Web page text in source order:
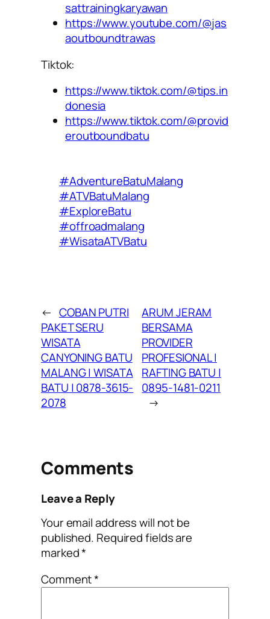
sattrainingkaryawan
https://www.youtube.com/@jas
aoutboundtrawas
Tiktok:
https://www.tiktok.com/@tips.in
donesia
https://www.tiktok.com/@provid
eroutboundbatu
#AdventureBatuMalang
#ATVBatuMalang
#ExploreBatu
#offroadmalang
#WisataATVBatu
← COBAN PUTRI
PAKET SERU
WISATA
CANYONING BATU
MALANG | WISATA
BATU | 0878-3615-
2078
ARUM JERAM
BERSAMA
PROVIDER
PROFESIONAL |
RAFTING BATU |
0895-1481-0211
→
Comments
Leave a Reply
Your email address will not be
published. Required fields are
marked*
Comment*